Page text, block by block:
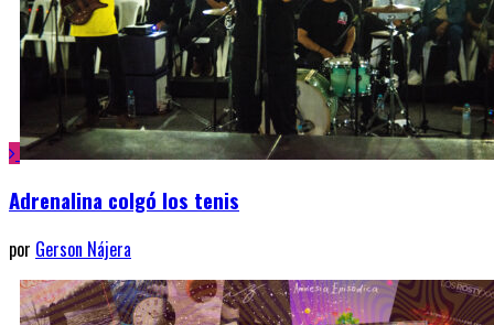
Adrenalina colgó los tenis
por Gerson Nájera